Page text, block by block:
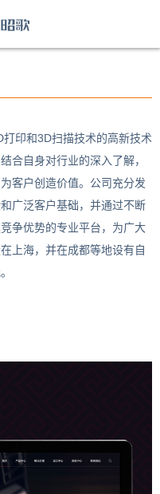
提交
打印和3D扫描技术的高新技术
合自身对行业的深入了解，
客户创造价值。公司充分发
广泛客户基础，并通过不断
争优势的专业平台，为广大
上海，并在成都等地设有自